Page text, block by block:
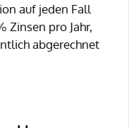
auf jeden Fall
Zinsen pro Jahr,
abgerechnet